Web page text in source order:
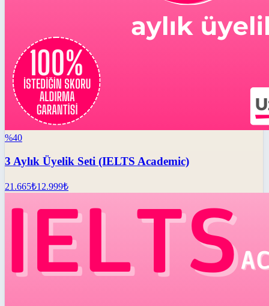
%40
3 Aylık Üyelik Seti (IELTS Academic)
21.665₺12.999₺